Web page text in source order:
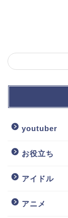
youtuber
お役立ち
アイドル
アニメ